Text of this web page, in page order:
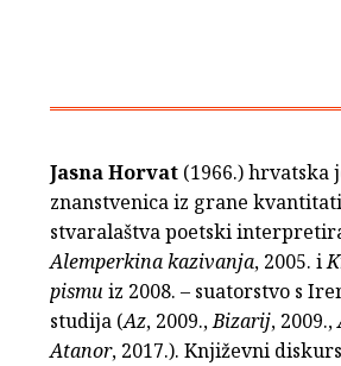
Jasna Horvat (1966.)
znanstvenica iz grane
stvaralaštva poetski
Alemperkina kazivanja, 2005. i
pi­smuiz 2008. – suatorstvo s
studija (Az, 2009.,Bizarij, 2009.,
Atanor, 2017.). Književni